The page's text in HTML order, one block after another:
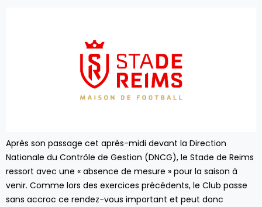
Après son passage cet après-midi devant la Direction
Nationale du Contrôle de Gestion (DNCG), le Stade de Reims
ressort avec une « absence de mesure » pour la saison à
venir. Comme lors des exercices précédents, le Club passe
sans accroc ce rendez-vous important et peut donc